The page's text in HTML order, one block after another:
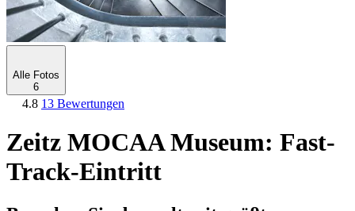
Alle Fotos
6
4.8 13 Bewertungen
Zeitz MOCAA Museum: Fast-
Track-Eintritt